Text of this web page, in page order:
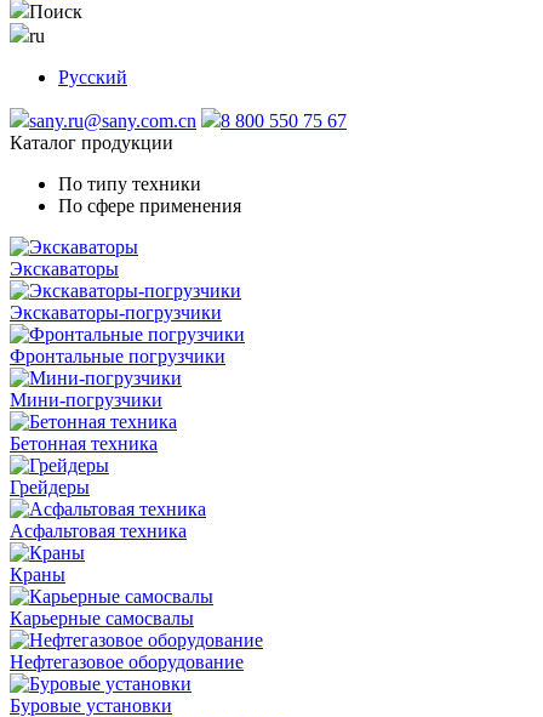
Поиск
ru
Русский
sany.ru@sany.com.cn
8 800 550 75 67
Каталог продукции
По типу техники
По сфере применения
Экскаваторы
Экскаваторы-погрузчики
Фронтальные погрузчики
Мини-погрузчики
Бетонная техника
Грейдеры
Асфальтовая техника
Краны
Карьерные самосвалы
Нефтегазовое оборудование
Буровые установки